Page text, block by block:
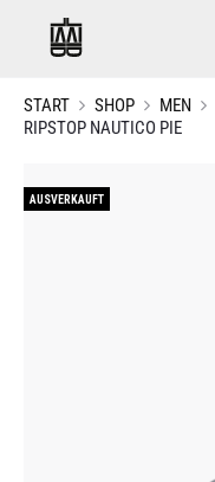
START SHOP MEN
RIPSTOP NAUTICO PIE
AUSVERKAUFT